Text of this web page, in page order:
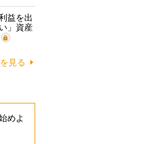
益を出
」資産
見る
めよ